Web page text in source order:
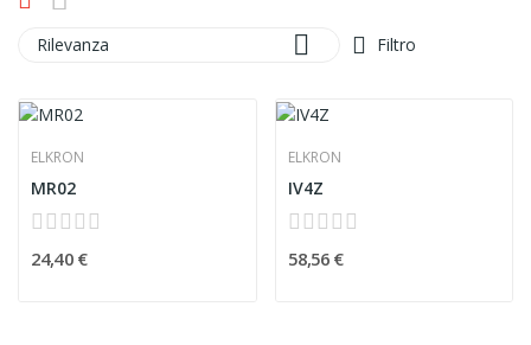
Rilevanza  Filtro
ELKRON
MR02
24,40 €
ELKRON
IV4Z
58,56 €